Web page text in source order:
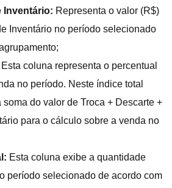
Inventário: Representa o valor (R$)
Inventário no período selecionado
Esta coluna representa o percentual
no período. Neste índice total
do valor de Troca + Descarte +
para o cálculo sobre a venda no
Esta coluna exibe a quantidade
período selecionado de acordo com